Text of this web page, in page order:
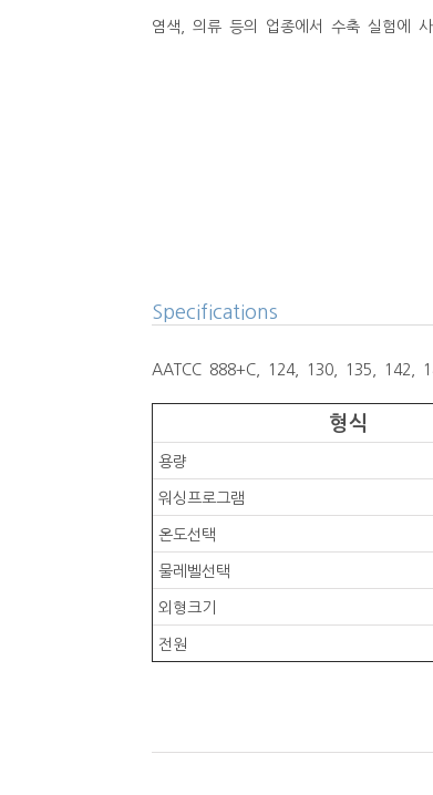
염색, 의류 등의 업종에서 수축 실험에 사
Specifications
AATCC 888+C, 124, 130, 135, 142,
형식
용량
워싱프로그램
온도선택
물레벨선택
외형크기
전원